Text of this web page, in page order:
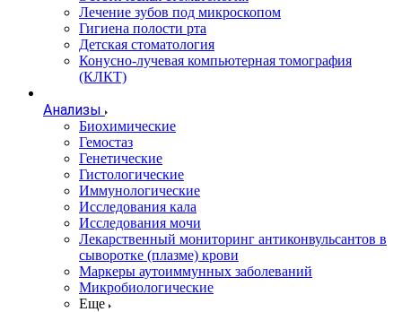
Лечение зубов под микроскопом
Гигиена полости рта
Детская стоматология
Конусно-лучевая компьютерная томография
(КЛКТ)
Анализы
Биохимические
Гемостаз
Генетические
Гистологические
Иммунологические
Исследования кала
Исследования мочи
Лекарственный мониторинг антиконвульсантов в
сыворотке (плазме) крови
Маркеры аутоиммунных заболеваний
Микробиологические
Еще